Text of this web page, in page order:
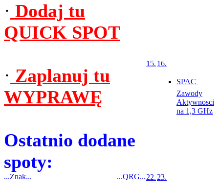
· Dodaj tu
QUICK SPOT
· Zaplanuj tu
WYPRAWĘ
Ostatnio dodane
spoty:
...Znak... ...QRG...
15. 16.
SPAC 
Zawody
Aktywnosci
na 1,3 GHz
22. 23.